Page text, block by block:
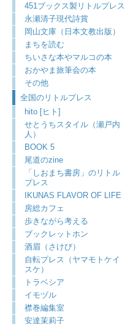
451ブックス製リトルプレス
永瀬清子現代詩賞
岡山文庫（日本文教出版）
まちを読む
ちいさな本やマルコの本
おかやま旅筆会の本
その他
全国のリトルプレス
hito [ヒト]
せとうちスタイル（瀬戸内
人）
BOOK 5
尾道のzine
「しおまち書房」のリトル
プレス
IKUNAS FLAVOR OF LIFE
房総カフェ
歩きながら考える
ブックレットホン
酒眉（さけび）
自転プレス（ヤマモトケイ
スケ）
トラベシア
イモヅル
襟巻編集室
安達茉莉子